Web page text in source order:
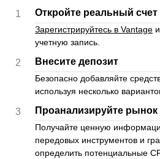
1 Откройте реальный счет
Зарегистрируйтесь в Vantage
учетную запись.
2 Внесите депозит
Безопасно добавляйте
используя несколько
3 Проанализируйте рынок
Получайте ценную
передовых инструментов и
определить потенциальные